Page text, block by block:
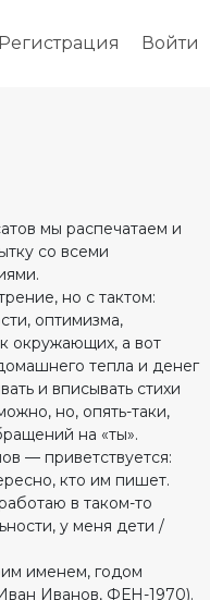
Регистрация Войти
мы распечатаем и
со всеми
но с тактом:
оптимизма,
окружающих, а вот
тепла и денег
и вписывать стихи
но, опять-таки,
на «ты».
— приветствуется:
кто им пишет.
в таком-то
у меня дети /
именем, годом
Иванов, ФЕН-1970).